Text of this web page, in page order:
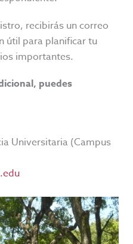
recibirás un correo
útil para planificar tu
importantes.
puedes
Universitaria (Campus